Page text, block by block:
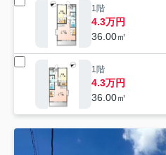
1階
4.3万円
36.00㎡
1階
4.3万円
36.00㎡